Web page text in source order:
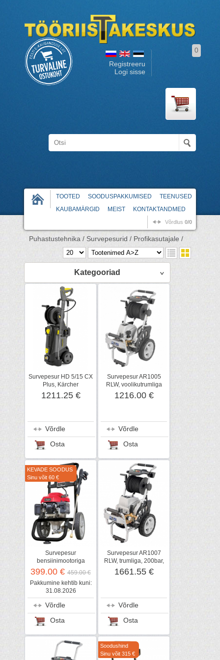
Registreeru
Logi sisse
0
TOOTED SOODUSPAKKUMISED
TEENUSED
KAUBAMÄRGID
MEIST KONTAKTANDMED
Võrdlus 0/0
Puhastustehnika / Survepesurid / Profikasutajale /
Kategooriad
Survepesur HD 5/15 CX
Plus, Kärcher
1211.25 €
Võrdle
Osta
Survepesur AR1005
RLW, voolikutrumliga
1216.00 €
Võrdle
Osta
KEVADE SOODUS
Sinu võit 60 €
Survepesur
bensiinimootoriga
HCP2600, Sheppach
399.00 € 459.00 €
Pakkumine kehtib kuni:
31.08.2026
Võrdle
Osta
Survepesur AR1007
RLW, trumliga, 200bar,
900l/h, 7,4kW
1661.55 €
Võrdle
Osta
Soodushind
Sinu võit 315 €